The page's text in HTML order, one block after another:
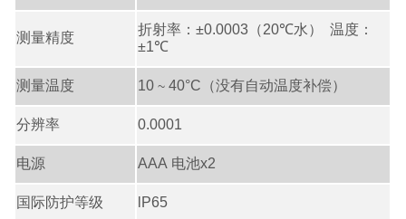
测量精度
折射率：±0.0003 （20℃水） 温度：
±1℃
测量温度 10~ 40°C （没有自动温度补偿）
分辨率 0.0001
电源 AAA 电池x2
国际防护等级 lP65